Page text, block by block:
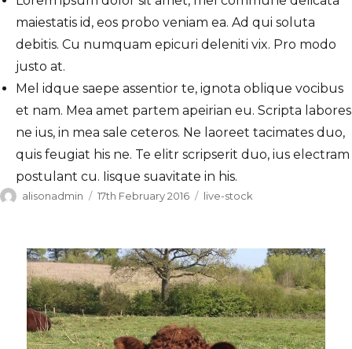
maiestatis id, eos probo veniam ea. Ad qui soluta
debitis. Cu numquam epicuri deleniti vix. Pro modo
justo at.
Mel idque saepe assentior te, ignota oblique vocibus
et nam. Mea amet partem apeirian eu. Scripta labores
ne ius, in mea sale ceteros. Ne laoreet tacimates duo,
quis feugiat his ne. Te elitr scripserit duo, ius electram
postulant cu. Iisque suavitate in his.
Author
alisonadmin
Posted
17th February 2016 Categories
live-stock